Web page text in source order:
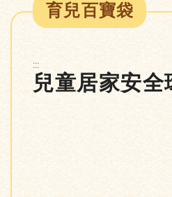
育兒百寶袋
:::
兒童居家安